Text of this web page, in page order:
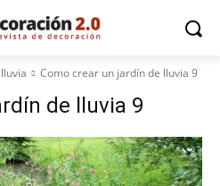
Como crear un jardín de lluvia 9
de lluvia 9